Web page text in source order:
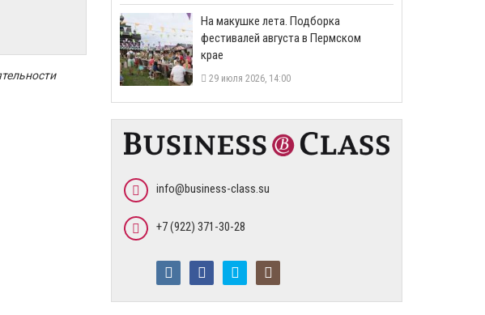
На макушке лета. Подборка
фестивалей августа в Пермском
крае
29 июля 2026, 14:00
info@business-class.su
+7 (922) 371-30-28